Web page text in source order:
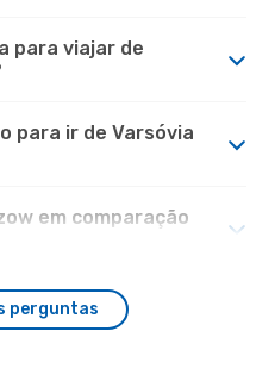
para viajar de
para ir de Varsóvia
em comparação
perguntas